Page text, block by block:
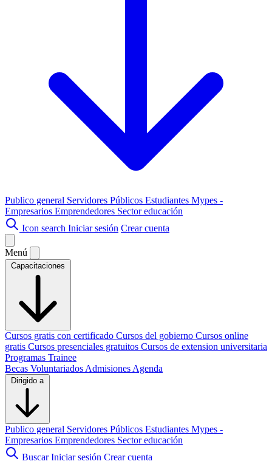
Publico general Servidores Públicos Estudiantes Mypes -
Empresarios Emprendedores Sector educación
Icon search Iniciar sesión Crear cuenta
Menú
Capacitaciones
Cursos gratis con certificado Cursos del gobierno Cursos online
gratis Cursos presenciales gratuitos Cursos de extension universitaria
Programas Trainee
Becas Voluntariados Admisiones Agenda
Dirigido a
Publico general Servidores Públicos Estudiantes Mypes -
Empresarios Emprendedores Sector educación
Buscar Iniciar sesión Crear cuenta